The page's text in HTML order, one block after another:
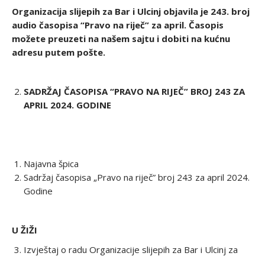
Organizacija slijepih za Bar i Ulcinj objavila je 243. broj
audio časopisa “Pravo na riječ” za april. Časopis
možete preuzeti na našem sajtu i dobiti na kućnu
adresu putem pošte.
SADRŽAJ ČASOPISA “PRAVO NA RIJEČ” BROJ 243 ZA
APRIL 2024. GODINE
Najavna špica
Sadržaj časopisa „Pravo na riječ” broj 243 za april 2024.
Godine
U ŽIŽI
Izvještaj o radu Organizacije slijepih za Bar i Ulcinj za